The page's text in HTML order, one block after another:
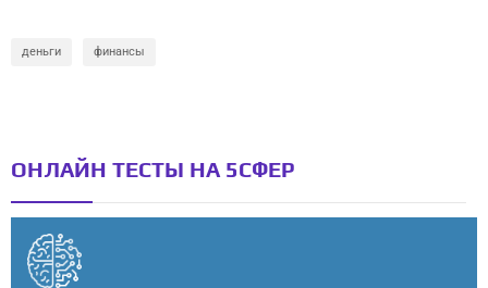
деньги финансы
ОНЛАЙН ТЕСТЫ НА 5СФЕР